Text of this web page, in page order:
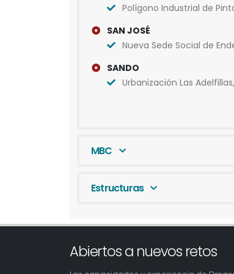
Polígono Industrial de
SAN JOSÉ
Nueva Sede Social de
SANDO
Urbanización Las
MBC
Estructuras
Abiertos a nuevos retos